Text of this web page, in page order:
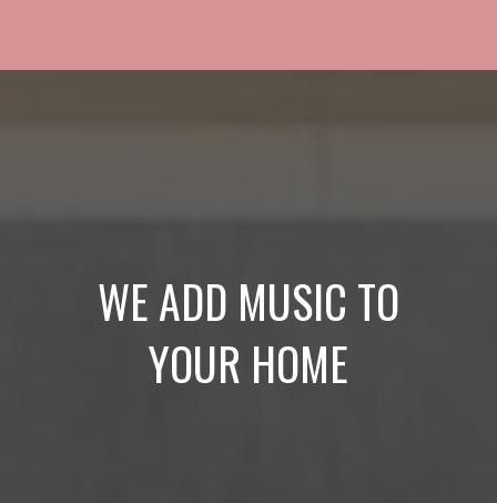
WE ADD MUSIC TO
YOUR HOME